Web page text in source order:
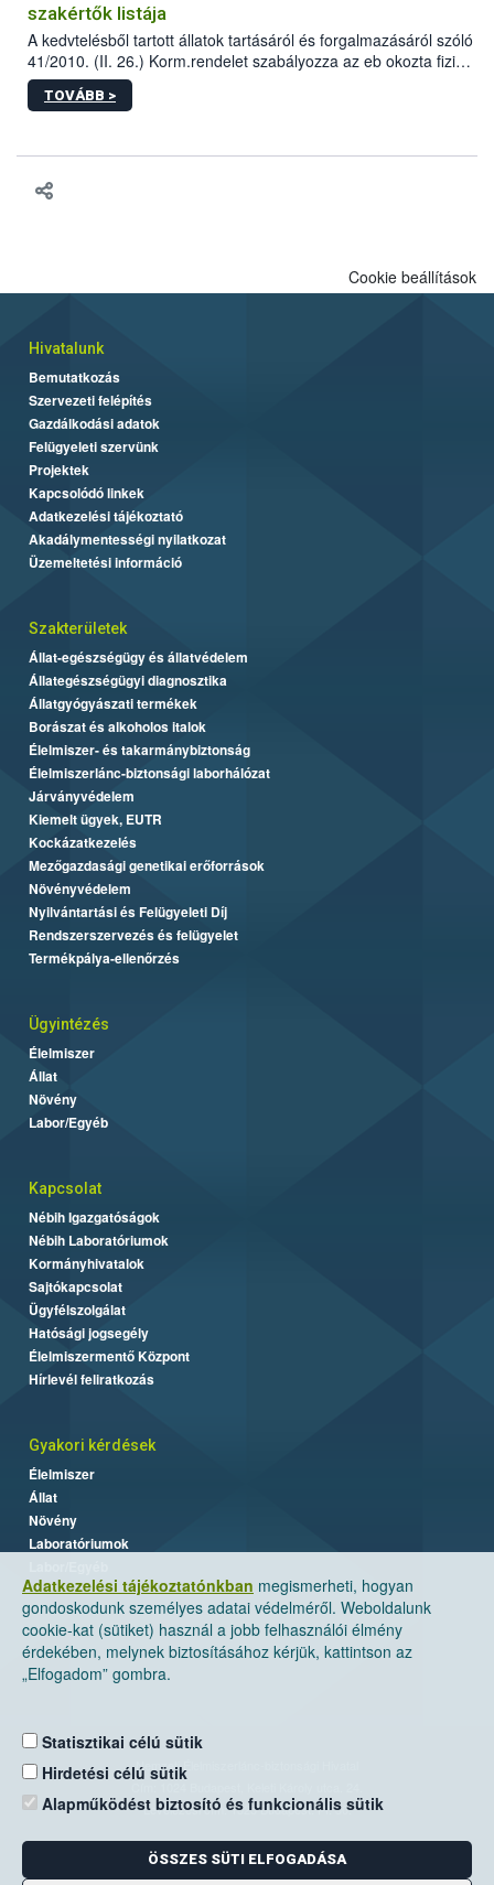
szakértők listája
A kedvtelésből tartott állatok tartásáról és forgalmazásáról szóló
41/2010. (II. 26.) Korm.rendelet szabályozza az eb okozta fizikai
sérülés, illetve ennek veszélye keletkezésekor felmerülő
hatósági feladatokat, valamint a veszélyes eb tartását és annak
TOVÁBB >
Adatkezelési tájékoztatónkban megismerheti, hogyan
gondoskodunk személyes adatai védelméről. Weboldalunk
cookie-kat (sütiket) használ a jobb felhasználói élmény
érdekében, melynek biztosításához kérjük, kattintson az
„Elfogadom” gombra.
Statisztikai célú sütik
Hirdetési célú sütik
Alapműködést biztosító és funkcionális sütik
ÖSSZES SÜTI ELFOGADÁSA
Cookie beállítások
Hivatalunk
Bemutatkozás
Szervezeti felépítés
Gazdálkodási adatok
Felügyeleti szervünk
Projektek
Kapcsolódó linkek
Adatkezelési tájékoztató
Akadálymentességi nyilatkozat
Üzemeltetési információ
Szakterületek
Állat-egészségügy és állatvédelem
Állategészségügyi diagnosztika
Állatgyógyászati termékek
Borászat és alkoholos italok
Élelmiszer- és takarmánybiztonság
Élelmiszerlánc-biztonsági laborhálózat
Járványvédelem
Kiemelt ügyek, EUTR
Kockázatkezelés
Mezőgazdasági genetikai erőforrások
Növényvédelem
Nyilvántartási és Felügyeleti Díj
Rendszerszervezés és felügyelet
Termékpálya-ellenőrzés
Ügyintézés
Élelmiszer
Állat
Növény
Labor/Egyéb
Kapcsolat
Nébih Igazgatóságok
Nébih Laboratóriumok
Kormányhivatalok
Sajtókapcsolat
Ügyfélszolgálat
Hatósági jogsegély
Élelmiszermentő Központ
Hírlevél feliratkozás
Gyakori kérdések
Élelmiszer
Állat
Növény
Laboratóriumok
Nemzeti Élelmiszerlánc-biztonsági Hivatal
Levelezési cím: 1525 Budapest. Pf. 30.
E-mail:ugyfelszolgalat@nebih.gov.hu